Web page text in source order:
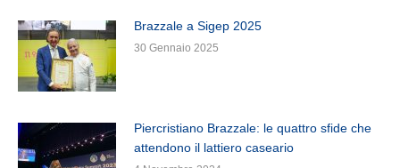
Brazzale a Sigep 2025
30 Gennaio 2025
Piercristiano Brazzale: le quattro sfide che
attendono il lattiero caseario